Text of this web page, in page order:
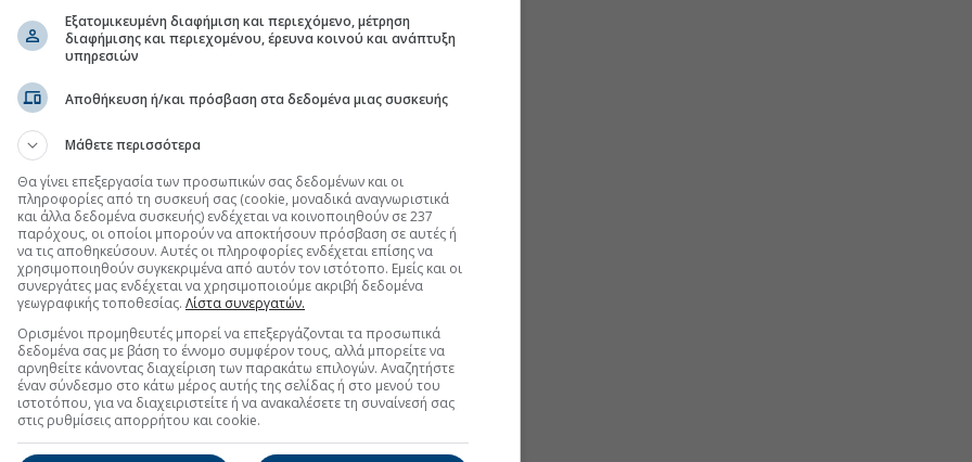
νευρικότητας των επενδυτών, με μεγαλύτερες
κινδύνου».
σημερινές συνθήκες με αυτές προ δυο δεκαετιών; Τι
να γίνει; Πώς μπορεί να τελειώσει η σημερινή
Εξατομικευμένη διαφήμιση και περιεχόμενο, μέτρηση
διαφήμισης και περιεχομένου, έρευνα κοινού και ανάπτυξη
υπηρεσιών
Αποθήκευση ή/και πρόσβαση στα δεδομένα μιας συσκευής
Μάθετε περισσότερα
Θα γίνει επεξεργασία των προσωπικών σας δεδομένων και οι
πληροφορίες από τη συσκευή σας (cookie, μοναδικά αναγνωριστικά
και άλλα δεδομένα συσκευής) ενδέχεται να κοινοποιηθούν σε 237
παρόχους, οι οποίοι μπορούν να αποκτήσουν πρόσβαση σε αυτές ή
να τις αποθηκεύσουν. Αυτές οι πληροφορίες ενδέχεται επίσης να
χρησιμοποιηθούν συγκεκριμένα από αυτόν τον ιστότοπο. Εμείς και οι
συνεργάτες μας ενδέχεται να χρησιμοποιούμε ακριβή δεδομένα
γεωγραφικής τοποθεσίας. Λίστα συνεργατών.
Ορισμένοι προμηθευτές μπορεί να επεξεργάζονται τα προσωπικά
δεδομένα σας με βάση το έννομο συμφέρον τους, αλλά μπορείτε να
αρνηθείτε κάνοντας διαχείριση των παρακάτω επιλογών. Αναζητήστε
έναν σύνδεσμο στο κάτω μέρος αυτής της σελίδας ή στο μενού του
ιστοτόπου, για να διαχειριστείτε ή να ανακαλέσετε τη συναίνεσή σας
στις ρυθμίσεις απορρήτου και cookie.